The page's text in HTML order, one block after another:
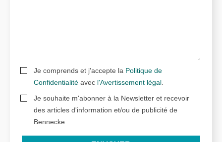
Je comprends et j'accepte la Politique de
Confidentialité avec l'Avertissement légal
Je souhaite m'abonner à la Newsletter et recevoir
des articles d'information et/ou de publicité de
Bennecke.